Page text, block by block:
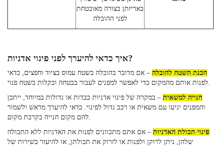
באריזתן בצורה מאובטחת
לפני ההובלה
איך כדאי להיערך לפני פינוי אדניות?
הכנת השטח להובלה – אם מדובר בהובלה בשטח עמוס בציוד וחפצים, כדאי
חנייה למשאית – במקרה של פינוי אדניות כבדות או גדולות במיוחד, ייתכן
והמפנים יגיעו עם משאית או רכב גדול לפינוי. כדאי להיערך מראש ולשמור
פינוי תכולת האדניות – אם אתם מתכוונים לפנות את האדניות ללא התכולה
שלהן, ניתן לרוקן ולפנות או לזרוק את תכולתן, או להיעזר בשירות של